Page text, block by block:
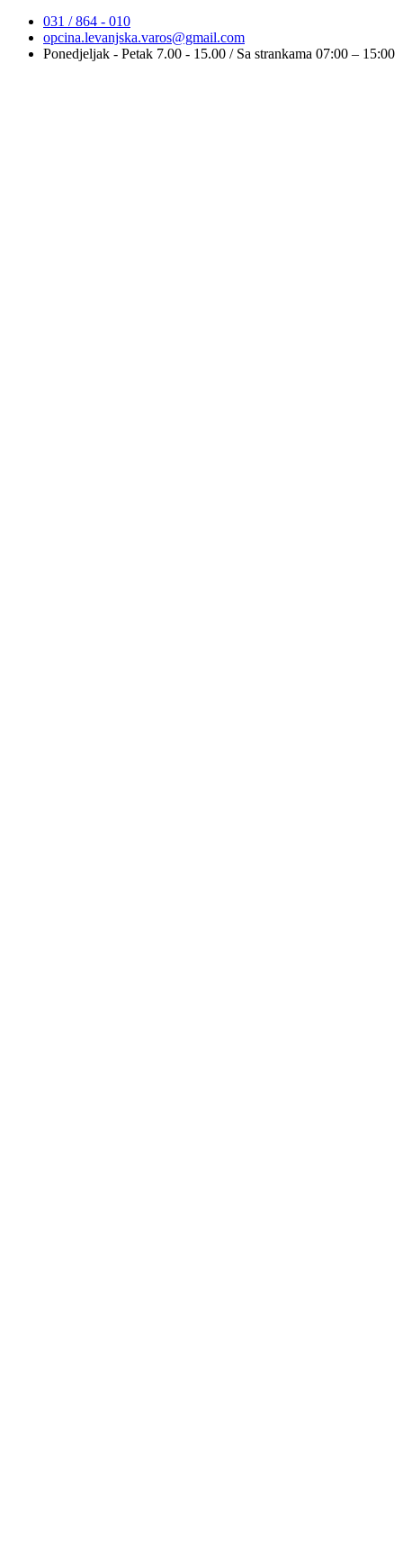
031 / 864 - 010
opcina.levanjska.varos@gmail.com
Ponedjeljak - Petak 7.00 - 15.00 / Sa strankama 07:00 – 15:00